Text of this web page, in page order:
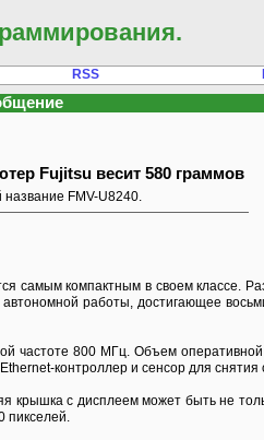
RSS
Fujitsu весит 580 граммов
FMV-U8240.
самым компактным в своем классе.
работы, достигающее
частоте 800 МГц. Объем
контроллер и сенсор для снятия
с дисплеем может быть не
пикселей.